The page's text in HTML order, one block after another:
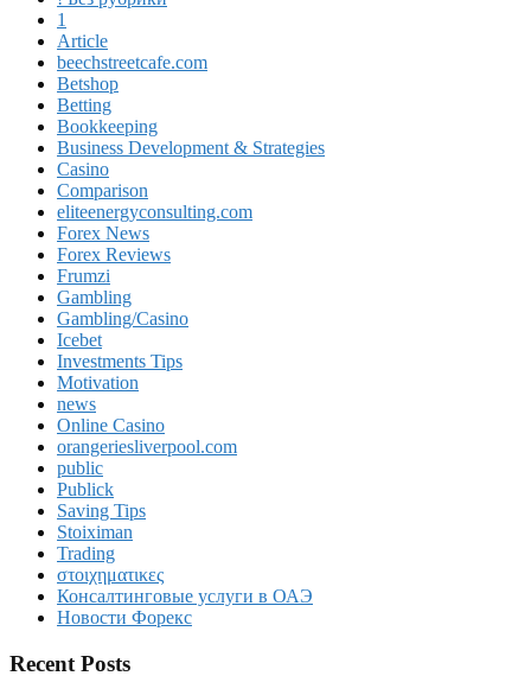
1
Article
beechstreetcafe.com
Betshop
Betting
Bookkeeping
Business Development & Strategies
Casino
Comparison
eliteenergyconsulting.com
Forex News
Forex Reviews
Frumzi
Gambling
Gambling/Casino
Icebet
Investments Tips
Motivation
news
Online Casino
orangeriesliverpool.com
public
Publick
Saving Tips
Stoiximan
Trading
στοιχηματικες
Консалтинговые услуги в ОАЭ
Новости Форекс
Recent Posts